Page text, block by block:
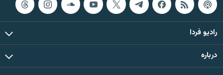
رادیو فردا
درباره